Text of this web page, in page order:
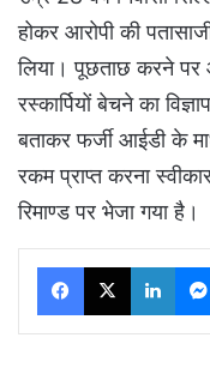
होकर आरोपी की
लिया। पूछताछ करने पर
रस्कार्पियों बेचने का
बताकर फर्जी आईडी के
रकम प्राप्त करना
रिमाण्ड पर भेजा गया है।
Facebook
X